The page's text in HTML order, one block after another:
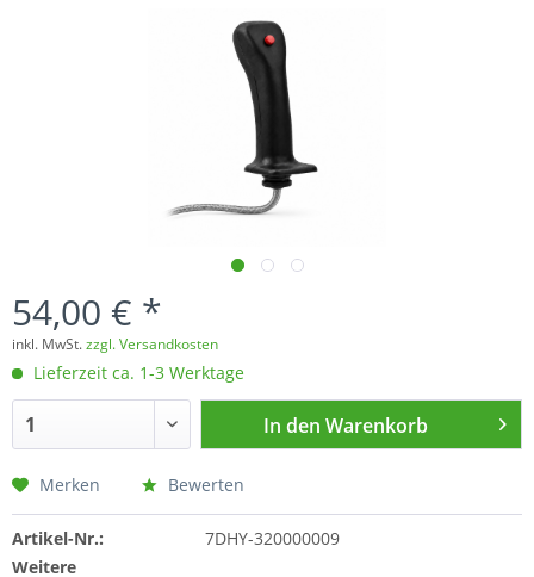
54,00 € *
inkl. MwSt.zzgl. Versandkosten
Lieferzeit ca. 1-3 Werktage
In den Warenkorb
Merken Bewerten
Artikel-Nr.:
7DHY-320000009
Weitere